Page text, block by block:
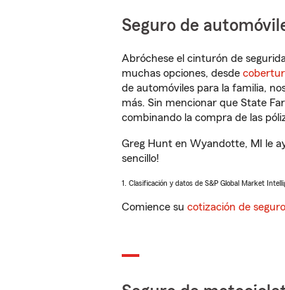
Seguro de
Abróchese el cinturón de
muchas opciones, desde
de automóviles para la familia,
más. Sin mencionar que State
combinando la compra de las
Greg Hunt en Wyandotte, MI le
sencillo!
1. Clasificación y datos de S&P Global Market
Comience su cotización de